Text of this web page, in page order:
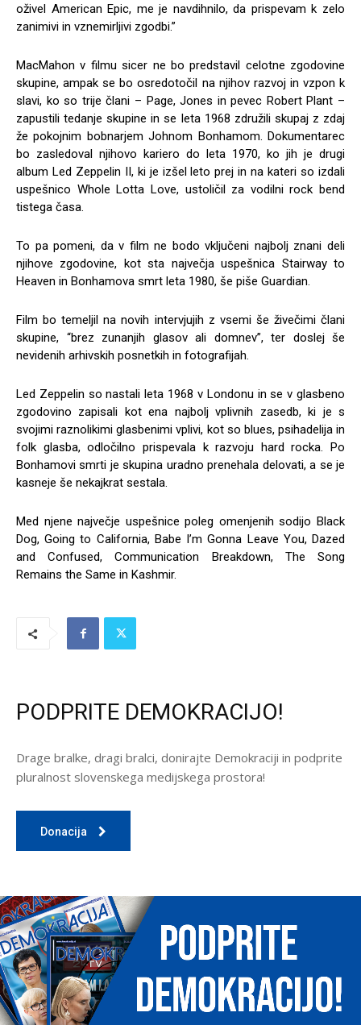
oživel American Epic, me je navdihnilo, da prispevam k zelo
zanimivi in vznemirljivi zgodbi.”
MacMahon v filmu sicer ne bo predstavil celotne zgodovine
skupine, ampak se bo osredotočil na njihov razvoj in vzpon k
slavi, ko so trije člani – Page, Jones in pevec Robert Plant –
zapustili tedanje skupine in se leta 1968 združili skupaj z zdaj
že pokojnim bobnarjem Johnom Bonhamom. Dokumentarec
bo zasledoval njihovo kariero do leta 1970, ko jih je drugi
album Led Zeppelin II, ki je izšel leto prej in na kateri so izdali
uspešnico Whole Lotta Love, ustoličil za vodilni rock bend
tistega časa.
To pa pomeni, da v film ne bodo vključeni najbolj znani deli
njihove zgodovine, kot sta največja uspešnica Stairway to
Heaven in Bonhamova smrt leta 1980, še piše Guardian.
Film bo temeljil na novih intervjujih z vsemi še živečimi člani
skupine, “brez zunanjih glasov ali domnev”, ter doslej še
nevidenih arhivskih posnetkih in fotografijah.
Led Zeppelin so nastali leta 1968 v Londonu in se v glasbeno
zgodovino zapisali kot ena najbolj vplivnih zasedb, ki je s
svojimi raznolikimi glasbenimi vplivi, kot so blues, psihadelija in
folk glasba, odločilno prispevala k razvoju hard rocka. Po
Bonhamovi smrti je skupina uradno prenehala delovati, a se je
kasneje še nekajkrat sestala.
Med njene največje uspešnice poleg omenjenih sodijo Black
Dog, Going to California, Babe I’m Gonna Leave You, Dazed
and Confused, Communication Breakdown, The Song
Remains the Same in Kashmir.
PODPRITE DEMOKRACIJO!
Drage bralke, dragi bralci, donirajte Demokraciji in podprite
pluralnost slovenskega medijskega prostora!
Donacija